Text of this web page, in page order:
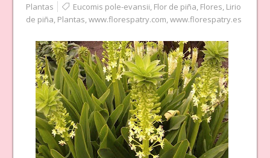
Plantas
Eucomis pole-evansii, Flor de piña, Flores, Lirio
de piña, Plantas,www.florespatry.com,www.florespatry.es